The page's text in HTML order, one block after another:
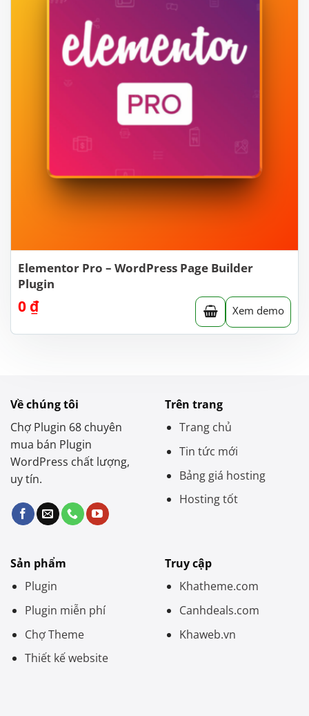
Elementor Pro – WordPress Page Builder
Plugin
0 ₫ Xem demo
Về chúng tôi
Chợ Plugin 68 chuyên
mua bán Plugin
WordPress chất lượng,
uy tín.
Trên trang
Trang chủ
Tin tức mới
Bảng giá hosting
Hosting tốt
Sản phẩm
Plugin
Plugin miễn phí
Chợ Theme
Thiết kế website
Truy cập
Khatheme.com
Canhdeals.com
Khaweb.vn